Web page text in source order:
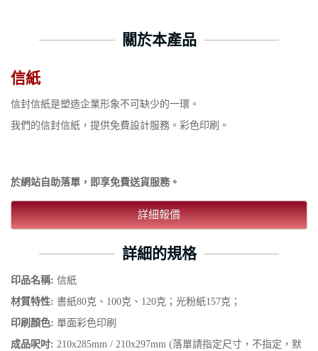
關於本產品
信紙
信封信紙是塑造企業形象不可缺少的一環。
我們的信封信紙，提供免費設計服務。彩色印刷。
於網站自助落單，即享免費送貨服務。
詳細報價
詳細的規格
印品名稱: 信紙
材質特性: 書紙80克、100克、120克；光粉紙157克；
印刷顏色: 單面彩色印刷
成品呎吋: 210x285mm / 210x297mm (落單請指定尺寸，不指定，默